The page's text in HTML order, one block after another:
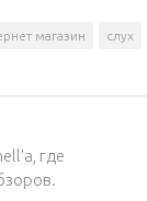
магазин слух
где